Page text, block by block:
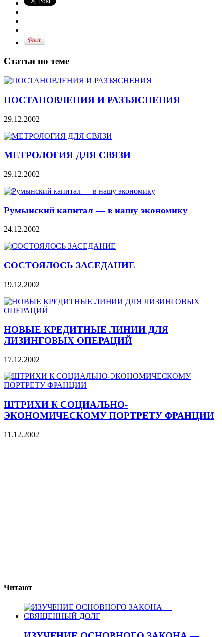
Статьи по теме
ПОСТАНОВЛЕНИЯ И РАЗЪЯСНЕНИЯ
29.12.2002
МЕТРОЛОГИЯ ДЛЯ СВЯЗИ
29.12.2002
Румынский капитал — в нашу экономику
24.12.2002
СОСТОЯЛОСЬ ЗАСЕДАНИЕ
19.12.2002
НОВЫЕ КРЕДИТНЫЕ ЛИНИИ ДЛЯ
ЛИЗИНГОВЫХ ОПЕРАЦИЙ
17.12.2002
ШТРИХИ К СОЦИАЛЬНО-
ЭКОНОМИЧЕСКОМУ ПОРТРЕТУ ФРАНЦИИ
11.12.2002
Читают